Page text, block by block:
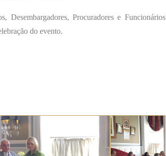
Desembargadores, Procuradores e Funcionários
do evento.